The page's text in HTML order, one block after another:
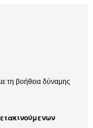
τη βοήθεια δύναμης